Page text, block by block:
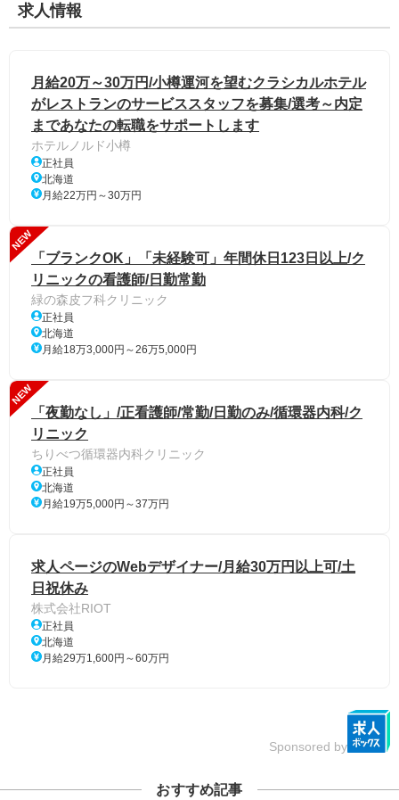
求人情報
月給20万～30万円/小樽運河を望むクラシカルホテル
がレストランのサービススタッフを募集/選考～内定
まであなたの転職をサポートします
ホテルノルド小樽
正社員
北海道
月給22万円～30万円
NEW
「ブランクOK」「未経験可」年間休日123日以上/ク
リニックの看護師/日勤常勤
緑の森皮フ科クリニック
正社員
北海道
月給18万3,000円～26万5,000円
NEW
「夜勤なし」/正看護師/常勤/日勤のみ/循環器内科/ク
リニック
ちりべつ循環器内科クリニック
正社員
北海道
月給19万5,000円～37万円
求人ページのWebデザイナー/月給30万円以上可/土
日祝休み
株式会社RIOT
正社員
北海道
月給29万1,600円～60万円
Sponsored by
おすすめ記事